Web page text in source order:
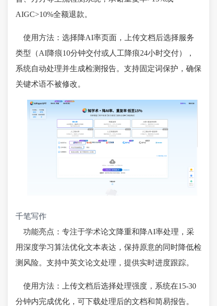
AIGC>10%全额退款。
使用方法：选择降AI率页面，上传文档后选择服务
类型（AI降痕10分钟交付或人工降痕24小时交付），
系统自动处理并生成检测报告。支持固定词保护，确保
关键术语不被修改。
千笔写作
功能亮点：专注于学术论文降重和降AI率处理，采
用深度学习算法优化文本表达，保持原意的同时降低检
测风险。支持中英文论文处理，提供实时进度跟踪。
使用方法：上传文档后选择处理强度，系统在15-30
分钟内完成优化，可下载处理后的文档和简易报告。